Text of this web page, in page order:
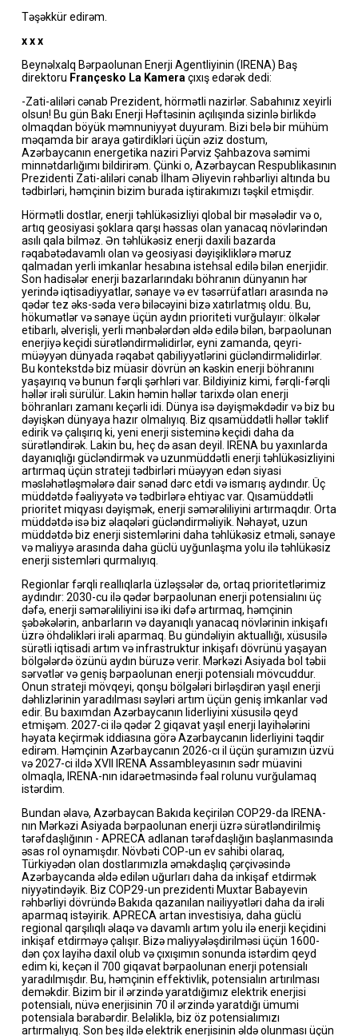
Təşəkkür edirəm.
x x x
Beynəlxalq Bərpaolunan Enerji Agentliyinin (IRENA) Baş
direktoru Françesko La Kamera çıxış edərək dedi:
-Zati-aliləri cənab Prezident, hörmətli nazirlər. Sabahınız xeyirli
olsun! Bu gün Bakı Enerji Həftəsinin açılışında sizinlə birlikdə
olmaqdan böyük məmnuniyyət duyuram. Bizi belə bir mühüm
məqamda bir araya gətirdikləri üçün əziz dostum,
Azərbaycanın energetika naziri Pərviz Şahbazova səmimi
minnətdarlığımı bildirirəm. Çünki o, Azərbaycan Respublikasının
Prezidenti Zati-aliləri cənab İlham Əliyevin rəhbərliyi altında bu
tədbirləri, həmçinin bizim burada iştirakımızı təşkil etmişdir.
Hörmətli dostlar, enerji təhlükəsizliyi qlobal bir məsələdir və o,
artıq geosiyasi şoklara qarşı həssas olan yanacaq növlərindən
asılı qala bilməz. Ən təhlükəsiz enerji daxili bazarda
rəqabətədavamlı olan və geosiyasi dəyişikliklərə məruz
qalmadan yerli imkanlar hesabına istehsal edilə bilən enerjidir.
Son hadisələr enerji bazarlarındakı böhranın dünyanın hər
yerində iqtisadiyyatlar, sənaye və ev təsərrüfatları arasında nə
qədər tez əks-səda verə biləcəyini bizə xatırlatmış oldu. Bu,
hökumətlər və sənaye üçün aydın prioriteti vurğulayır: ölkələr
etibarlı, əlverişli, yerli mənbələrdən əldə edilə bilən, bərpaolunan
enerjiyə keçidi sürətləndirməlidirlər, eyni zamanda, qeyri-
müəyyən dünyada rəqabət qabiliyyətlərini gücləndirməlidirlər.
Bu kontekstdə biz müasir dövrün ən kəskin enerji böhranını
yaşayırıq və bunun fərqli şərhləri var. Bildiyiniz kimi, fərqli-fərqli
həllər irəli sürülür. Lakin həmin həllər tarixdə olan enerji
böhranları zamanı keçərli idi. Dünya isə dəyişməkdədir və biz bu
dəyişkən dünyaya hazır olmalıyıq. Biz qısamüddətli həllər təklif
edirik və çalışırıq ki, yeni enerji sisteminə keçidi daha da
sürətləndirək. Lakin bu, heç də asan deyil. IRENA bu yaxınlarda
dayanıqlığı gücləndirmək və uzunmüddətli enerji təhlükəsizliyini
artırmaq üçün strateji tədbirləri müəyyən edən siyasi
məsləhətləşmələrə dair sənəd dərc etdi və ismarış aydındır. Üç
müddətdə fəaliyyətə və tədbirlərə ehtiyac var. Qısamüddətli
prioritet miqyası dəyişmək, enerji səmərəliliyini artırmaqdır. Orta
müddətdə isə biz əlaqələri gücləndirməliyik. Nəhayət, uzun
müddətdə biz enerji sistemlərini daha təhlükəsiz etməli, sənaye
və maliyyə arasında daha güclü uyğunlaşma yolu ilə təhlükəsiz
enerji sistemləri qurmalıyıq.
Regionlar fərqli reallıqlarla üzləşsələr də, ortaq prioritetlərimiz
aydındır: 2030-cu ilə qədər bərpaolunan enerji potensialını üç
dəfə, enerji səmərəliliyini isə iki dəfə artırmaq, həmçinin
şəbəkələrin, anbarların və dayanıqlı yanacaq növlərinin inkişafı
üzrə öhdəlikləri irəli aparmaq. Bu gündəliyin aktuallığı, xüsusilə
sürətli iqtisadi artım və infrastruktur inkişafı dövrünü yaşayan
bölgələrdə özünü aydın büruzə verir. Mərkəzi Asiyada bol təbii
sərvətlər və geniş bərpaolunan enerji potensialı mövcuddur.
Onun strateji mövqeyi, qonşu bölgələri birləşdirən yaşıl enerji
dəhlizlərinin yaradılması səyləri artım üçün geniş imkanlar vəd
edir. Bu baxımdan Azərbaycanın liderliyini xüsusilə qeyd
etmişəm. 2027-ci ilə qədər 2 giqavat yaşıl enerji layihələrini
həyata keçirmək iddiasına görə Azərbaycanın liderliyini təqdir
edirəm. Həmçinin Azərbaycanın 2026-cı il üçün şuramızın üzvü
və 2027-ci ildə XVII IRENA Assambleyasının sədr müavini
olmaqla, IRENA-nın idarəetməsində fəal rolunu vurğulamaq
istərdim.
Bundan əlavə, Azərbaycan Bakıda keçirilən COP29-da IRENA-
nın Mərkəzi Asiyada bərpaolunan enerji üzrə sürətləndirilmiş
tərəfdaşlığının - APRECA adlanan tərəfdaşlığın başlanmasında
əsas rol oynamışdır. Növbəti COP-un ev sahibi olaraq,
Türkiyədən olan dostlarımızla əməkdaşlıq çərçivəsində
Azərbaycanda əldə edilən uğurları daha da inkişaf etdirmək
niyyətindəyik. Biz COP29-un prezidenti Muxtar Babayevin
rəhbərliyi dövründə Bakıda qazanılan nailiyyətləri daha da irəli
aparmaq istəyirik. APRECA artan investisiya, daha güclü
regional qarşılıqlı əlaqə və davamlı artım yolu ilə enerji keçidini
inkişaf etdirməyə çalışır. Bizə maliyyələşdirilməsi üçün 1600-
dən çox layihə daxil olub və çıxışımın sonunda istərdim qeyd
edim ki, keçən il 700 giqavat bərpaolunan enerji potensialı
yaradılmışdır. Bu, həmçinin effektivlik, potensialın artırılması
deməkdir. Bizim bir il ərzində yaratdığımız elektrik enerjisi
potensialı, nüvə enerjisinin 70 il ərzində yaratdığı ümumi
potensiala bərabərdir. Beləliklə, biz öz potensialımızı
artırmalıyıq. Son beş ildə elektrik enerjisinin əldə olunması üçün